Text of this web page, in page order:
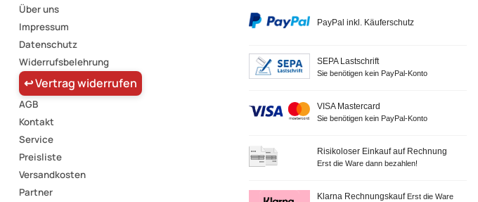
Über uns
Impressum
Datenschutz
Widerrufsbelehrung
↩ Vertrag widerrufen
AGB
Kontakt
Service
Preisliste
Versandkosten
Partner
PayPal inkl. Käuferschutz
SEPA Lastschrift
Sie benötigen kein PayPal-Konto
VISA Mastercard
Sie benötigen kein PayPal-Konto
Risikoloser Einkauf auf Rechnung
Erst die Ware dann bezahlen!
Klarna Rechnungskauf Erst die Ware